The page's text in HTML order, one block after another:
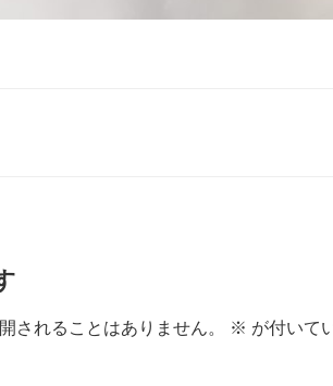
されることはありません。 ※ が付いて